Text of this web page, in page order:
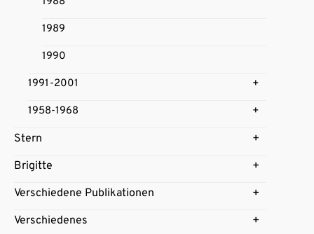
1989
1990
1991-2001
1958-1968
Stern
Brigitte
Verschiedene Publikationen
Verschiedenes